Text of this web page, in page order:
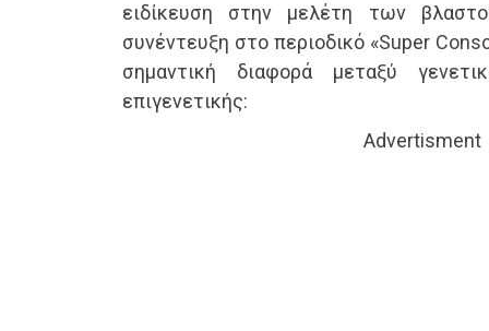
ειδίκευση στην μελέτη των
συνέντευξη στο περιοδικό «Super
σημαντική διαφορά μεταξύ
επιγενετικής:
Advertisment